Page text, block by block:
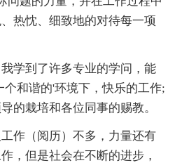
热忱、细致地的对待每一项
到了许多专业的学问，能
和谐的'环境下，快乐的工作;
的栽培和各位同事的赐教。
（阅历）不多，力量还有
，但是社会在不断的进步，